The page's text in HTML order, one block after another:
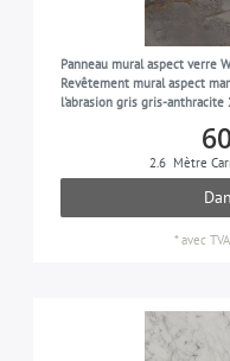
Panneau mural aspect verre
Revêtement mural aspect
l'abrasion gris gris-anthracite
2.6 Mètre
*avec TVA